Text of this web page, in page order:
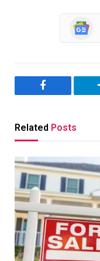
Facebook
Related Posts